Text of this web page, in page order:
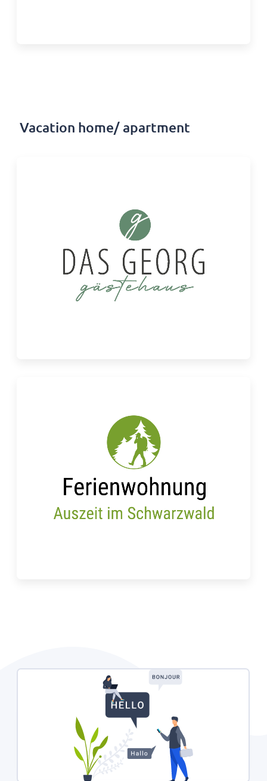
Vacation home/ apartment